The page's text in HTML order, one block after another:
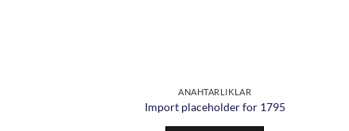
ANAHTARLIKLAR
Import placeholder for 1795